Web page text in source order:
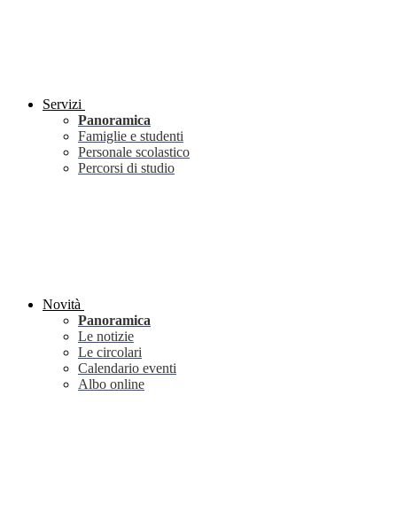
Servizi
Panoramica
Famiglie e studenti
Personale scolastico
Percorsi di studio
Novità
Panoramica
Le notizie
Le circolari
Calendario eventi
Albo online